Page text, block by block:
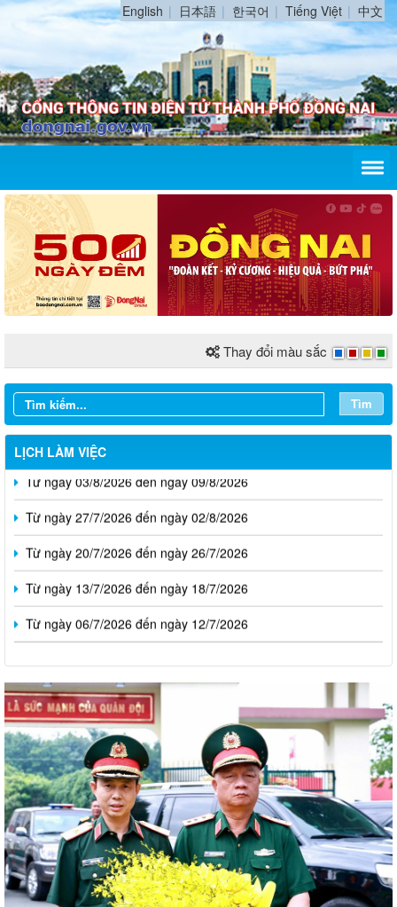
English 日本語 한국어 Tiếng Việt 中文
Thay đổi màu sắc
Tìm
LỊCH LÀM VIỆC
Từ ngày 03/8/2026 đến ngày 09/8/2026
Từ ngày 27/7/2026 đến ngày 02/8/2026
Từ ngày 20/7/2026 đến ngày 26/7/2026
Từ ngày 13/7/2026 đến ngày 18/7/2026
Từ ngày 06/7/2026 đến ngày 12/7/2026